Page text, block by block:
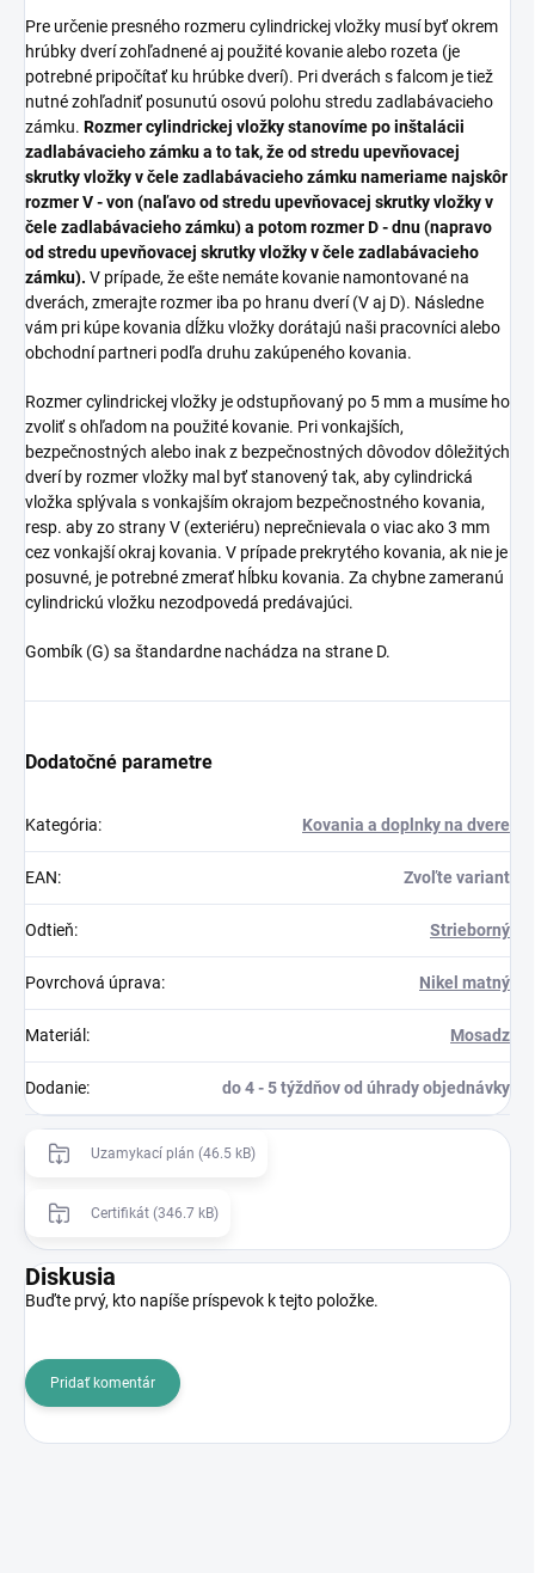
Pre určenie presného rozmeru cylindrickej vložky musí byť okrem
hrúbky dverí zohľadnené aj použité kovanie alebo rozeta (je
potrebné pripočítať ku hrúbke dverí). Pri dverách s falcom je tiež
nutné zohľadniť posunutú osovú polohu stredu zadlabávacieho
zámku. Rozmer cylindrickej vložky stanovíme po inštalácii
zadlabávacieho zámku a to tak, že od stredu upevňovacej
skrutky vložky v čele zadlabávacieho zámku nameriame najskôr
rozmer V - von (naľavo od stredu upevňovacej skrutky vložky v
čele zadlabávacieho zámku) a potom rozmer D - dnu (napravo
od stredu upevňovacej skrutky vložky v čele zadlabávacieho
zámku). V prípade, že ešte nemáte kovanie namontované na
dverách, zmerajte rozmer iba po hranu dverí (V aj D). Následne
vám pri kúpe kovania dĺžku vložky dorátajú naši pracovníci alebo
obchodní partneri podľa druhu zakúpeného kovania.
Rozmer cylindrickej vložky je odstupňovaný po 5 mm a musíme ho
zvoliť s ohľadom na použité kovanie. Pri vonkajších,
bezpečnostných alebo inak z bezpečnostných dôvodov dôležitých
dverí by rozmer vložky mal byť stanovený tak, aby cylindrická
vložka splývala s vonkajším okrajom bezpečnostného kovania,
resp. aby zo strany V (exteriéru) neprečnievala o viac ako 3 mm
cez vonkajší okraj kovania. V prípade prekrytého kovania, ak nie je
posuvné, je potrebné zmerať hĺbku kovania. Za chybne zameranú
cylindrickú vložku nezodpovedá predávajúci.
Gombík (G) sa štandardne nachádza na strane D.
Dodatočné parametre
Kategória: Kovania a doplnky na dvere
EAN: Zvoľte variant
Odtieň: Strieborný
Povrchová úprava: Nikel matný
Materiál : Mosadz
Dodanie: do 4 - 5 týždňov od úhrady objednávky
Uzamykací plán (46.5 kB)
Certifikát (346.7 kB)
Diskusia
Buďte prvý, kto napíše príspevok k tejto položke.
Pridať komentár